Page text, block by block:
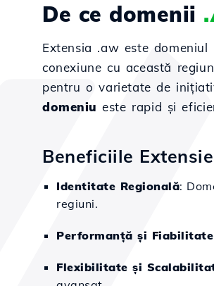
De ce domenii
Extensia .aw este
conexiune cu această
pentru o varietate de
domeniu este rapid și
Beneficiile
Identitate Regională:
regiuni.
Performanță și Fiabilitate
Flexibilitate și